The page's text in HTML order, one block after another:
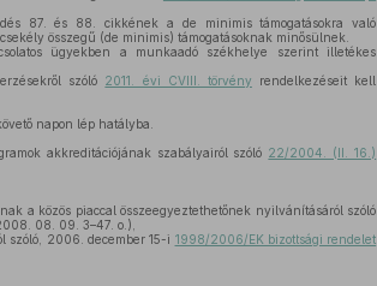
87. és 88. cikkének a de minimis támogatásokra való
összegű (de minimis) támogatásoknak minősülnek.
ügyekben a munkaadó székhelye szerint illetékes
szóló 2011. évi CVIII. törvény rendelkezéseit kell
napon lép hatályba.
akkreditációjának szabályairól szóló 22/2004. (II. 16.)
a közös piaccal összeegyeztethetőnek nyilvánításáról szóló
08. 09. 3–47. o.),
szóló, 2006. december 15-i 1998/2006/EK bizottsági rendelet